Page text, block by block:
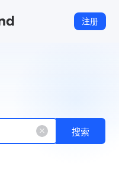
注册
搜索